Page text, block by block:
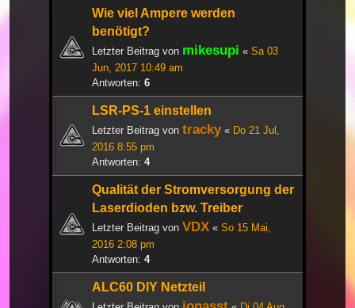
Wie viel Ampere werden
benötigt?
Letzter Beitrag von mikesupi « Sa 03
Jun, 2017 10:49 am
Antworten: 6
LSR-PS-1 einstellen
Letzter Beitrag von tracky« Do 21 Jul,
2016 8:55 pm
Antworten: 4
Qualität der Stromversorgung der
Laserdioden bzw. Treiber
Letzter Beitrag von VDX « So 15 Mai,
2016 2:08 pm
Antworten: 4
ALC60 DIY Netzteil